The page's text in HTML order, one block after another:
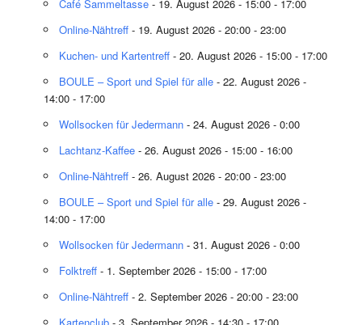
Café Sammeltasse- 19. August 2026 - 15:00 - 17:00
Online-Nähtreff- 19. August 2026 - 20:00 - 23:00
Kuchen- und Kartentreff- 20. August 2026 - 15:00 - 17:00
BOULE – Sport und Spiel für alle- 22. August 2026 -
14:00 - 17:00
Wollsocken für Jedermann- 24. August 2026 - 0:00
Lachtanz-Kaffee- 26. August 2026 - 15:00 - 16:00
Online-Nähtreff- 26. August 2026 - 20:00 - 23:00
BOULE – Sport und Spiel für alle- 29. August 2026 -
14:00 - 17:00
Wollsocken für Jedermann- 31. August 2026 - 0:00
Folktreff- 1. September 2026 - 15:00 - 17:00
Online-Nähtreff- 2. September 2026 - 20:00 - 23:00